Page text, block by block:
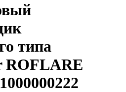
типа
ROFLARE